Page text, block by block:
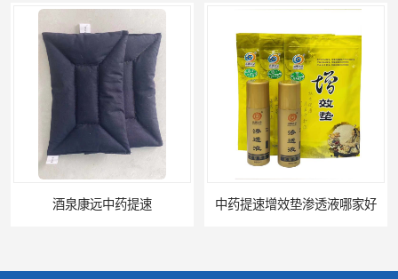
酒泉康远中药提速 中药提速增效垫渗透液哪家好